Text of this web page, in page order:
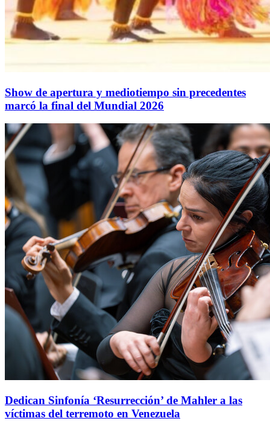
Show de apertura y mediotiempo sin precedentes
marcó la final del Mundial 2026
Dedican Sinfonía ‘Resurrección’ de Mahler a las
víctimas del terremoto en Venezuela